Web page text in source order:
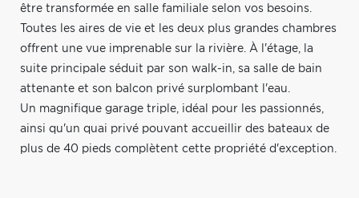
être transformée en salle familiale selon vos besoins.
Toutes les aires de vie et les deux plus grandes chambres
offrent une vue imprenable sur la rivière. À l'étage, la
suite principale séduit par son walk-in, sa salle de bain
attenante et son balcon privé surplombant l'eau.
Un magnifique garage triple, idéal pour les passionnés,
ainsi qu'un quai privé pouvant accueillir des bateaux de
plus de 40 pieds complètent cette propriété d'exception.